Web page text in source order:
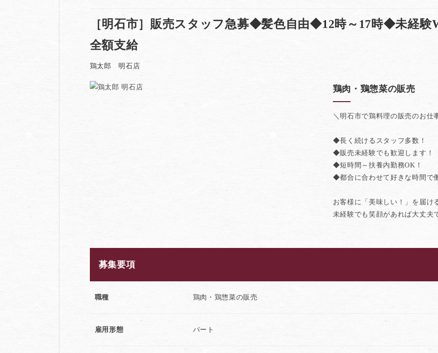
［明石市］販売スタッフ急募◆髪色自由◆12時～17時◆未経
全額支給
鶏太郎 明石店
鶏肉・鶏惣菜の販売
＼明石市で鶏料理の販売のお仕
◆長く続けるスタッフ多数！
◆販売未経験でも歓迎します！
◆短時間～扶養内勤務OK！
◆都合に合わせて好きな時間で
お客様に「美味しい！」を届け
未経験でも笑顔があれば大丈夫
募集要項
職種 鶏肉・鶏惣菜の販売
雇用形態 パート